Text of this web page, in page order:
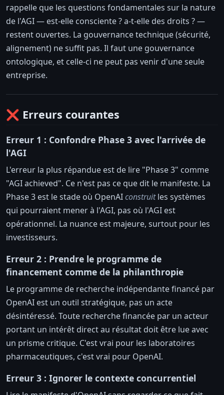
rappelle que les questions fondamentales sur la nature
de l'AGI — est-elle consciente ? a-t-elle des droits ? —
restent ouvertes. La gouvernance technique (sécurité,
alignement) ne suffit pas. Il faut une gouvernance
ontologique, et celle-ci ne peut pas venir d'une seule
entreprise.
❌ Erreurs courantes
Erreur 1 : Confondre Phase 3 avec l'arrivée de
l'AGI
L'erreur la plus répandue est de lire "Phase 3" comme
"AGI achieved". Ce n'est pas ce que dit le manifeste. La
Phase 3 est le stade où OpenAIconstruitles systèmes
qui pourraient mener à l'AGI, pas où l'AGI est
opérationnel. La nuance est majeure, surtout pour les
investisseurs.
Erreur 2 : Prendre le programme de
financement comme de la philanthropie
Le programme de recherche indépendante financé par
OpenAI est un outil stratégique, pas un acte
désintéressé. Toute recherche financée par un acteur
portant un intérêt direct au résultat doit être lue avec
un prisme critique. C'est vrai pour les laboratoires
pharmaceutiques, c'est vrai pour OpenAI.
Erreur 3 : Ignorer le contexte concurrentiel